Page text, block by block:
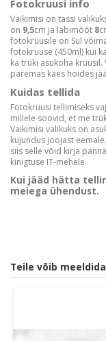
Fotokruusi info
Vaikimisi on tassi
on 9,5cm ja läbimõõt 8
fotokruusile on Sul
fotokruuse (450ml) kui
ka trüki asukoha
paremas käes hoides
Kuidas tellida
Fotokruusi tellimiseks
millele soovid, et me
Vaikimisi valikuks on
kujundus joojast
siis selle võid kirja
kinigtuse IT-mehele.
Kui jääd hätta
meiega ühendust.
Teile võib